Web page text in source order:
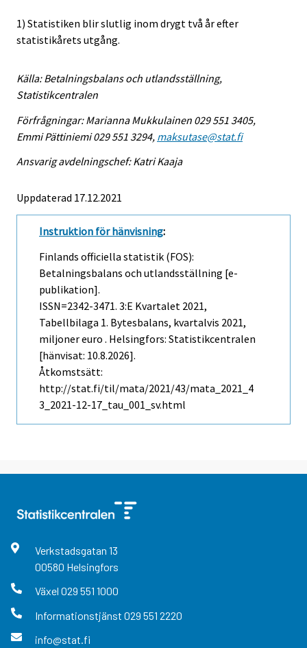
1) Statistiken blir slutlig inom drygt två år efter
statistikårets utgång.
Källa: Betalningsbalans och utlandsställning,
Statistikcentralen
Förfrågningar: Marianna Mukkulainen 029 551 3405,
Emmi Pättiniemi 029 551 3294, maksutase@stat.fi
Ansvarig avdelningschef: Katri Kaaja
Uppdaterad 17.12.2021
Instruktion för hänvisning:
Finlands officiella statistik (FOS):
Betalningsbalans och utlandsställning [e-
publikation].
ISSN=2342-3471. 3:e Kvartalet 2021,
Tabellbilaga 1. Bytesbalans, kvartalvis 2021,
miljoner euro . Helsingfors: Statistikcentralen
[hänvisat: 10.8.2026].
Åtkomstsätt:
http://stat.fi/til/mata/2021/43/mata_2021_4
3_2021-12-17_tau_001_sv.html
Verkstadsgatan 13
00580 Helsingfors
Växel 029 551 1000
Informationstjänst 029 551 2220
info@stat.fi